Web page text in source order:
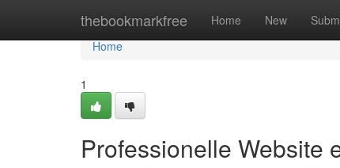
thebookmarkfree Home New
Home
Home
1
Professionelle Website